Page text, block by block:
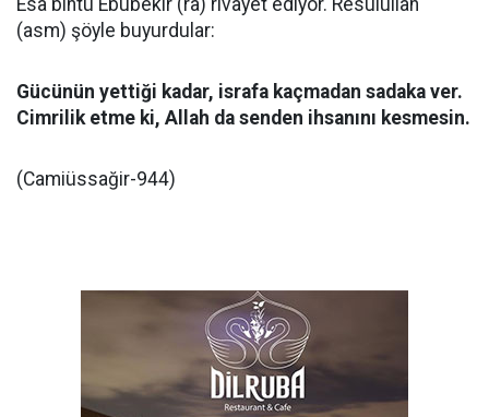
Esa bintü Ebubekir (ra) rivayet ediyor. Resulullah
(asm) şöyle buyurdular:
Gücünün yettiği kadar, israfa kaçmadan sadaka ver.
Cimrilik etme ki, Allah da senden ihsanını kesmesin.
(Camiüssağir-944)